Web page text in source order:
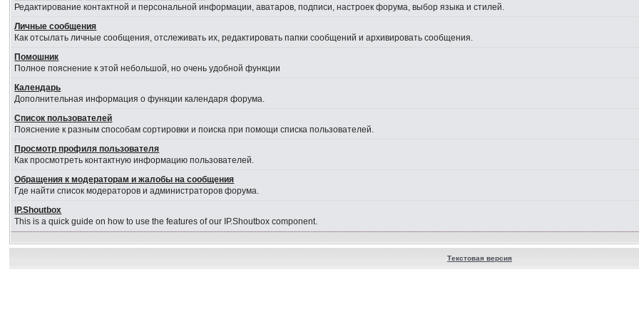
Редактирование контактной и персональной информации, аватаров, подписи, настроек форума, выбор языка и стилей.
Личные сообщения
Как отсылать личные сообщения, отслеживать их, редактировать папки сообщений и архивировать сообщения.
Помошник
Полное пояснение к этой небольшой, но очень удобной функции
Календарь
Дополнительная информация о функции календаря форума.
Список пользователей
Пояснение к разным способам сортировки и поиска при помощи списка пользователей.
Просмотр профиля пользователя
Как просмотреть контактную информацию пользователей.
Обращения к модераторам и жалобы на сообщения
Где найти список модераторов и администраторов форума.
IP.Shoutbox
This is a quick guide on how to use the features of our IP.Shoutbox component.
Текстовая версия